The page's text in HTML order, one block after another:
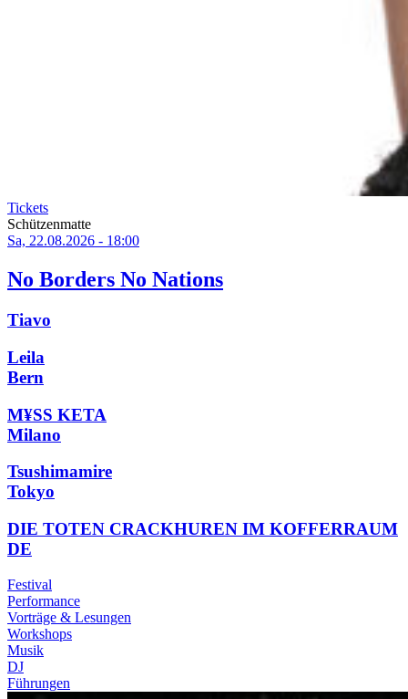
Tickets
Schützenmatte
Sa, 22.08.2026 - 18:00
No Borders No Nations
Tiavo
Leila
Bern
M¥SS KETA
Milano
Tsushimamire
Tokyo
DIE TOTEN CRACKHUREN IM KOFFERRAUM
DE
Festival
Performance
Vorträge & Lesungen
Workshops
Musik
DJ
Führungen